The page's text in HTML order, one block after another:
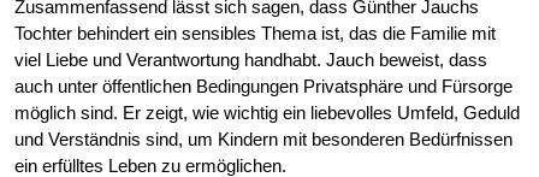
Zusammenfassend lässt sich sagen, dass Günther Jauchs
Tochter behindert ein sensibles Thema ist, das die Familie mit
viel Liebe und Verantwortung handhabt. Jauch beweist, dass
auch unter öffentlichen Bedingungen Privatsphäre und Fürsorge
möglich sind. Er zeigt, wie wichtig ein liebevolles Umfeld, Geduld
und Verständnis sind, um Kindern mit besonderen Bedürfnissen
ein erfülltes Leben zu ermöglichen.